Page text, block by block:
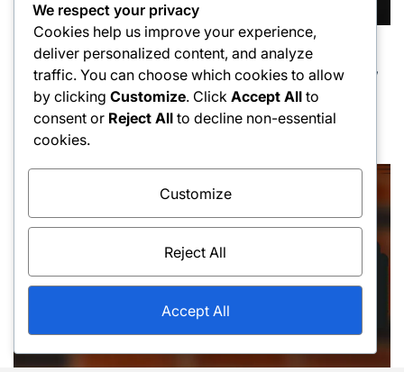
Posted
Forehand Svingteknikker
Forehand Roll-teknikker: Håndleddsbevegelse,
Spinnvariasjon, Kontroll
Posted
06/02/2026
Posted
Ola Nordmann
We respect your privacy
Cookies help us improve your experience,
deliver personalized content, and analyze
traffic. You can choose which cookies to allow
by clicking Customize. Click Accept All to
consent or Reject All to decline non-essential
cookies.
Customize
Reject All
Accept All